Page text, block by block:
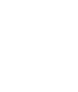
is not